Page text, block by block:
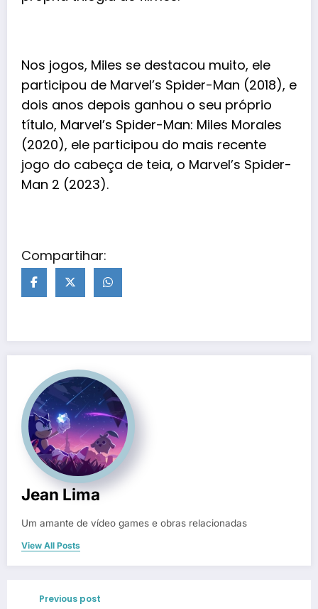
Nos jogos, Miles se destacou muito, ele
participou de Marvel’s Spider-Man (2018), e
dois anos depois ganhou o seu próprio
título, Marvel’s Spider-Man: Miles Morales
(2020), ele participou do mais recente
jogo do cabeça de teia, o Marvel’s Spider-
Man 2 (2023).
Compartihar:
Jean Lima
Um amante de vídeo games e obras relacionadas
View All Posts
Previous post